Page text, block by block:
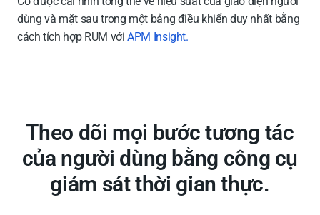
dùng và mặt sau trong một bảng điều khiển duy nhất bằng
cách tích hợp RUM với APM Insight.
Theo dõi mọi bước tương tác
của người dùng bằng công cụ
giám sát thời gian thực.